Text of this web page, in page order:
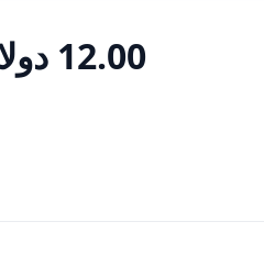
12.00 دولار